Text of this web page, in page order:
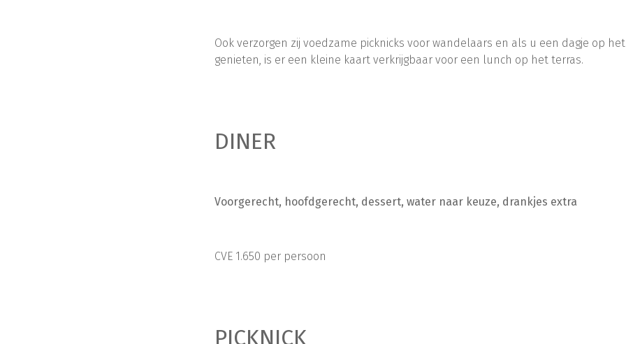
Ook verzorgen zij voedzame picknicks voor wandelaars en als u een dagje op
genieten, is er een kleine kaart verkrijgbaar voor een lunch op het terras.
DINER
Voorgerecht, hoofdgerecht, dessert, water naar keuze, drankjes extra
CVE 1.650 per persoon
PICKNICK